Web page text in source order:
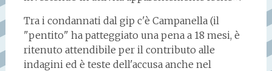
Tra i condannati dal gip c'è Campanella (il
"pentito" ha patteggiato una pena a 18 mesi, è
ritenuto attendibile per il contributo alle
indagini ed è teste dell'accusa anche nel